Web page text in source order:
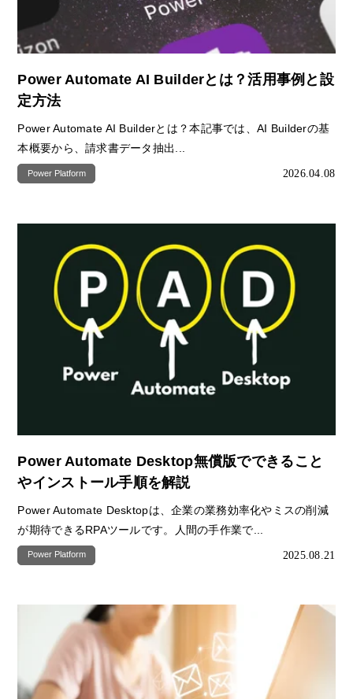
Power Automate AI Builderとは？活用事例と設
定方法
Power Automate AI Builderとは？本記事では、AI Builderの基
本概要から、請求書データ抽出...
Power Platform 2026.04.08
Power Automate Desktop無償版でできること
やインストール手順を解説
Power Automate Desktopは、企業の業務効率化やミスの削減
が期待できるRPAツールです。人間の手作業で...
Power Platform 2025.08.21